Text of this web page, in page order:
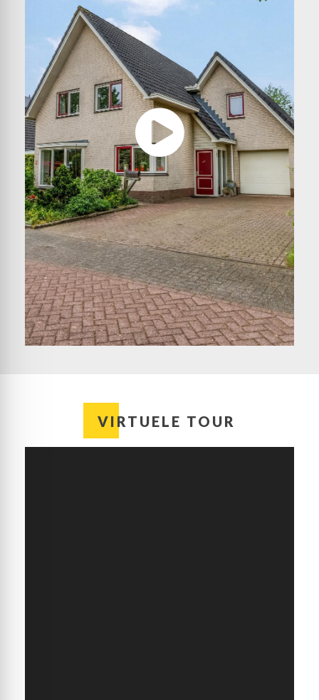
een overdekte doorgang naar het pad aan de
rechterzijde van de woning. Aan ruimte geen
Exterieur:
Dit zeer ruime woonhuis heeft een royale voor- en
achtertuin met de achtertuin op het zuidwesten.
Een deel van de achtertuin is ingericht als moestuin
en hoge beplanting zorgt voor privacy, ook op de
terrassen. Het achterste deel van de tuin grenst
aan een groenstrook en het water. Een prachtige
plek!
Bijzonderheden:
– Dak-, gevel- en vloerisolatie;
– Hardhouten kozijnen met isolerende beglazing;
– Verwarming en warm water via een HR-ketel
(Vaillant, 2024, eigendom);
– Ruime slaap-/werkkamer met keuken en een
badkamer op de begane grond;
– Vier slaapkamers, een badkamer en een wasruimte
op de eerste verdieping;
– Zeer geschikt voor mantelzorg,
meergeneratiewonen en/of kantoor aan huis;
– Ruime parkeergelegenheid op eigen terrein, zowel
VIRTUELE TOUR